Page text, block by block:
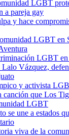
LGBT
a pareja gay
y hace
LGBT en
LGBT
Vázquez,
y activista
canción que Los
LGBT
se une a estados
viva de la